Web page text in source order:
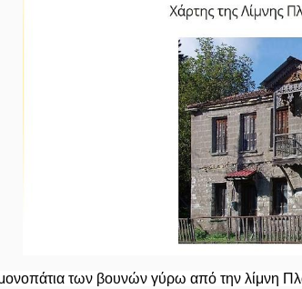
των βουνών γύρω από την λίμνη